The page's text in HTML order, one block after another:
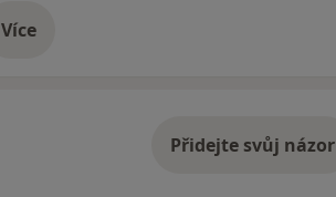
Víceo adrese
Přidejte svůj názor